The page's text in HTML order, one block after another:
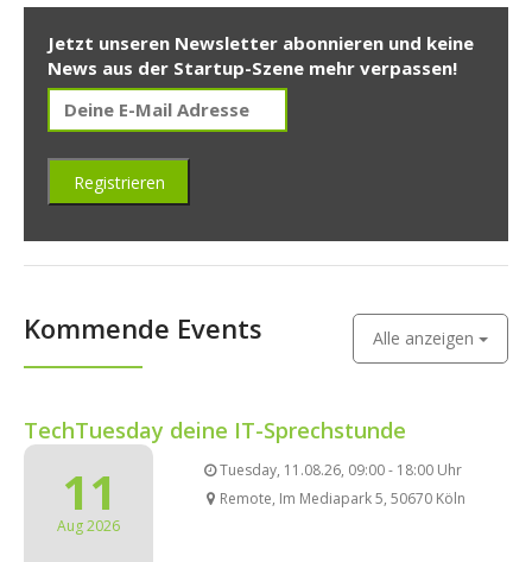
Jetzt unseren Newsletter abonnieren und keine
News aus der Startup-Szene mehr verpassen!
Kommende Events Alle anzeigen
TechTuesday deine IT-Sprechstunde
11
Aug 2026
Tuesday, 11.08.26, 09:00 - 18:00 Uhr
Remote, Im Mediapark 5, 50670 Köln